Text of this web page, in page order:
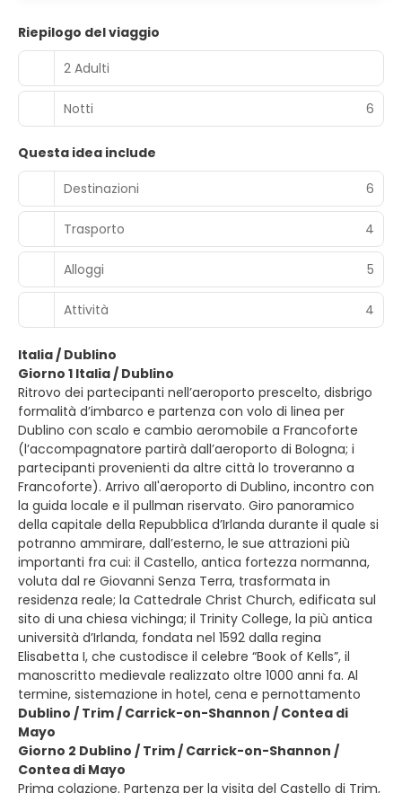
Riepilogo del viaggio
2 Adulti
Notti 6
Questa idea include
Destinazioni
6
Trasporto 4
Alloggi 5
Attività 4
Italia / Dublino
Giorno 1 Italia / Dublino
Ritrovo dei partecipanti nell’aeroporto prescelto, disbrigo
formalità d’imbarco e partenza con volo di linea per
Dublino con scalo e cambio aeromobile a Francoforte
(l’accompagnatore partirà dall’aeroporto di Bologna; i
partecipanti provenienti da altre città lo troveranno a
Francoforte). Arrivo all'aeroporto di Dublino, incontro con
la guida locale e il pullman riservato. Giro panoramico
della capitale della Repubblica d’Irlanda durante il quale si
potranno ammirare, dall’esterno, le sue attrazioni più
importanti fra cui: il Castello, antica fortezza normanna,
voluta dal re Giovanni Senza Terra, trasformata in
residenza reale; la Cattedrale Christ Church, edificata sul
sito di una chiesa vichinga; il Trinity College, la più antica
università d’Irlanda, fondata nel 1592 dalla regina
Elisabetta I, che custodisce il celebre “Book of Kells”, il
manoscritto medievale realizzato oltre 1000 anni fa. Al
termine, sistemazione in hotel, cena e pernottamento
Dublino / Trim / Carrick-on-Shannon / Contea di
Mayo
Giorno 2 Dublino / Trim / Carrick-on-Shannon /
Contea di Mayo
Prima colazione. Partenza per la visita del Castello di Trim,